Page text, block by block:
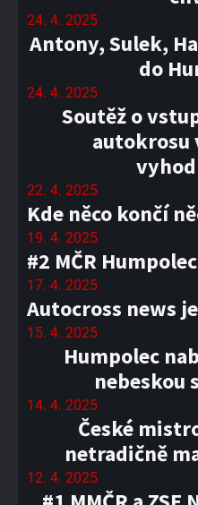
24. 4. 2025
Antony, Sulek,
do
24. 4. 2025
Soutěž o
autokrosu
22. 4. 2025
Kde něco končí
19. 4. 2025
#2 MČR
17. 4. 2025
Autocross news
15. 4. 2025
Humpolec
nebeskou
14. 4. 2025
České
netradičně
12. 4. 2025